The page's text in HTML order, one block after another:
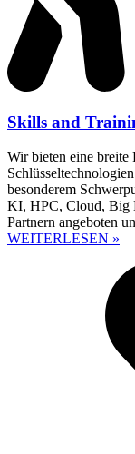
Skills and
Wir bieten eine breite
besonderem
KI, HPC, Cloud, Big
Partnern angeboten
WEITERLESEN »